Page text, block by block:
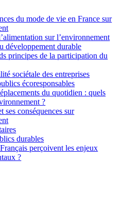
du mode de vie en France sur
sur l’environnement
développement durable
principes de la participation du
sociétale des entreprises
écoresponsables
du quotidien : quels
?
ses conséquences sur
durables
perçoivent les enjeux
?